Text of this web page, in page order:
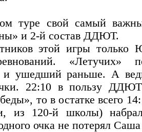
туре свой самый
и 2-й состав ДДЮТ.
этой игры только
«Летучих»
и ушедший раньше. А
22:10 в пользу
то в остатке всего
из 120-й школы)
очка не потерял